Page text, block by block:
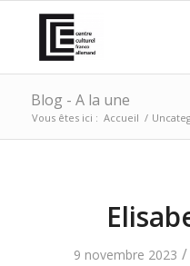
Blog - A la une
Vous êtes ici : Accueil /
9 novembre 2023 /